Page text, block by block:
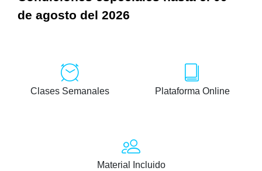
de agosto del 2026
Clases Semanales Plataforma Online
Material Incluido